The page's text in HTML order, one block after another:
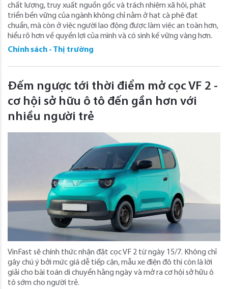
chất lượng, truy xuất nguồn gốc và trách nhiệm xã hội, phát
triển bền vững của ngành không chỉ nằm ở hạt cà phê đạt
chuẩn, mà còn ở việc người lao động được làm việc an toàn hơn,
hiểu rõ hơn về quyền lợi của mình và có sinh kế vững vàng hơn.
Chính sách - Thị trường
Đếm ngược tới thời điểm mở cọc VF 2 -
cơ hội sở hữu ô tô đến gần hơn với
nhiều người trẻ
VinFast sẽ chính thức nhận đặt cọc VF 2 từ ngày 15/7. Không chỉ
gây chú ý bởi mức giá dễ tiếp cận, mẫu xe điện đô thị còn là lời
giải cho bài toán di chuyển hằng ngày và mở ra cơ hội sở hữu ô
tô sớm cho người trẻ.